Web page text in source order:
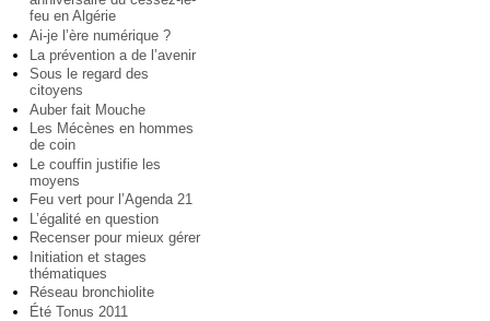
feu en Algérie
Ai-je l’ère numérique ?
La prévention a de l’avenir
Sous le regard des
citoyens
Auber fait Mouche
Les Mécènes en hommes
de coin
Le couffin justifie les
moyens
Feu vert pour l’Agenda 21
L’égalité en question
Recenser pour mieux gérer
Initiation et stages
thématiques
Réseau bronchiolite
Été Tonus 2011